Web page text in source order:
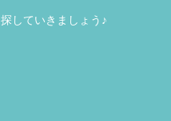
していきましょう♪